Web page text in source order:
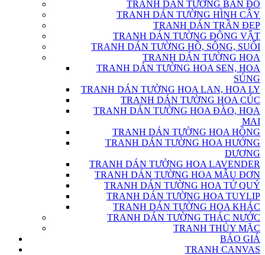
TRANH DÁN TƯỜNG BẢN ĐỒ
TRANH DÁN TƯỜNG HÌNH CÂY
TRANH DÁN TRẦN ĐẸP
TRANH DÁN TƯỜNG ĐỘNG VẬT
TRANH DÁN TƯỜNG HỒ, SÔNG, SUỐI
TRANH DÁN TƯỜNG HOA
TRANH DÁN TƯỜNG HOA SEN, HOA
SÚNG
TRANH DÁN TƯỜNG HOA LAN, HOA LY
TRANH DÁN TƯỜNG HOA CÚC
TRANH DÁN TƯỜNG HOA ĐÀO, HOA
MAI
TRANH DÁN TƯỜNG HOA HỒNG
TRANH DÁN TƯỜNG HOA HƯỚNG
DƯƠNG
TRANH DÁN TƯỜNG HOA LAVENDER
TRANH DÁN TƯỜNG HOA MẪU ĐƠN
TRANH DÁN TƯỜNG HOA TỨ QUÝ
TRANH DÁN TƯỜNG HOA TUYLIP
TRANH DÁN TƯỜNG HOA KHÁC
TRANH DÁN TƯỜNG THÁC NƯỚC
TRANH THỦY MẶC
BÁO GIÁ
TRANH CANVAS